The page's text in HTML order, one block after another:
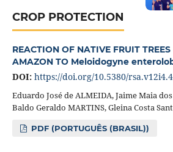
CROP PROTECTION
REACTION OF NATIVE FRUIT
AMAZON TO Meloidogyne
DOI: https://doi.org/10.5380/
Eduardo José de ALMEIDA, Jaime Maia
Baldo Geraldo MARTINS, Gleina Costa
PDF (PORTUGUÊS (BRASIL))